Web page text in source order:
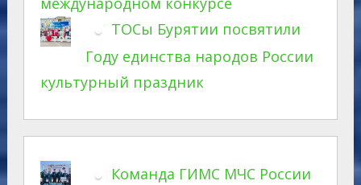
ТОСы Бурятии посвятили
Году единства народов России
культурный праздник
Команда ГИМС МЧС России